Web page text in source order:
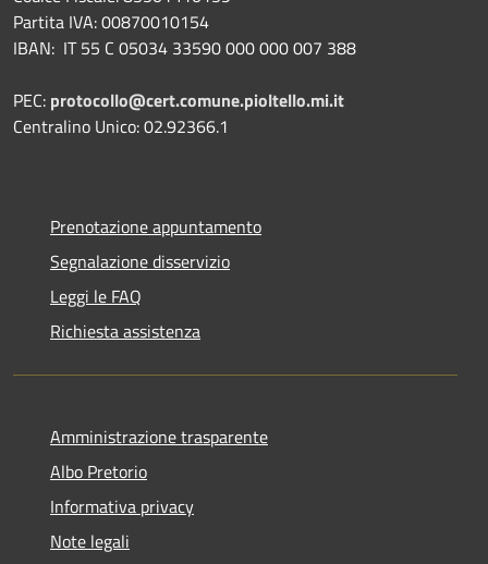
Partita IVA: 00870010154
IBAN: IT 55 C 05034 33590 000 000 007 388
PEC: protocollo@cert.comune.pioltello.mi.it
Centralino Unico: 02.92366.1
Prenotazione appuntamento
Segnalazione disservizio
Leggi le FAQ
Richiesta assistenza
Amministrazione trasparente
Albo Pretorio
Informativa privacy
Note legali